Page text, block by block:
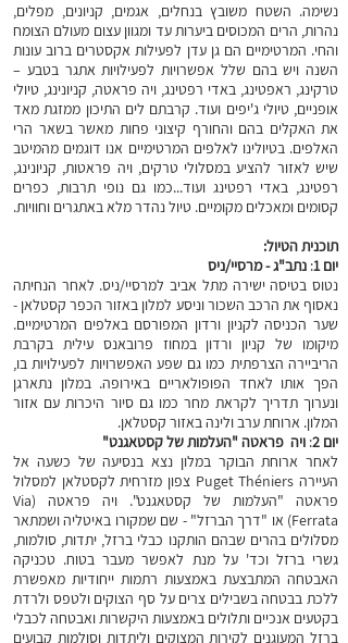
נשימה. השטח משובץ בנחלים, אגמים, קניונים, מפלים,
נהרות, הרים המכוסים ביערות עד ומגוון עצום מעולם הצומח
והחי. המרטימיים הם גן עדן לפעילות אקסטרים ברוב עונות
השנה ויש בהם שלל אפשרויות לפעילויות אתגר בטבע –
טרקינג, ראפטינג, באדי רפטינג, ויה פראטה, קניונינג, טיולי
אופניים, טיולי ג'יפים ועוד. קרבתם לים התיכון ממזגת מאד
את האקלים בהם והחורף קיצוני פחות מאשר בשאר הרי
האלפים. בטיולינו לאלפים המרטימיים אנו דוגמים מהמיטב
שיש לאזור להציע במסלולי טרקים, ויה פראטות, קניונינג,
רפטינג, באדי רפטינג ועוד...כמו גם נופי תרבות, כפרים
קסומים ומאכלים מקומיים. טיול נהדר מלא באתגרים וחוויות.
תוכנית הטיול:
יום 1 : נתב"ג - מרסיי/ניס
נטוס בטיסה ישירה מתל אביב למרסיי/ניס. לאחר הנחיתה
נאסוף את הרכב השכור וניסע למלון באזור הכפר קסטלאן -
שער הכניסה לקניון ורדון המפורסם באלפים המרטימיים.
מיקומו של קניון ורדון במחוז פרובאנס עילית בקרבת
הריביירה הצרפתית כמו גם שפע האפשרויות לפעילויות בו,
הפך אותו לאחד הפופולאריים באירופה.במלון נתארגן
ונערוך תדריך לקראת מחר כמו גם סיור היכרות עם אזור
המלון. ארוחת ערב ולינה באזור קסטלאן.
יום 2
: ויה פראטה"העלמות של קסטאגנט"
לאחר ארוחת הבוקר במלון נצא בנסיעה של כשעה אל
העיירה Puget Théniers צפון מזרחית לקסטלאן למסלול
פראטה
"העלמות של קסטאגנט". ויה פראטה (Via
Ferrata) או "דרך הברזל" - שם שמקורו באיטליה ושמתאר
מסלולים בהרים שבהם הותקנו כבלי ברזל, יתדות, סולמות,
גשרי ברזל וכד' על מנת לאפשר מעבר בטוח. טכניקה
האבטחה המתבצעת באמצעות רתמות ייחודיות מאפשרת
ללכת בבטחה בשבילים צרים על סף הצוקים ולטפס ולרדת
בקטעים אנכיים ותלולים באמצעות היקשרות ואבטחה לכבלי
ברזל המעוגנים לקירות המצוקים וליתדות וסולמות קבועים